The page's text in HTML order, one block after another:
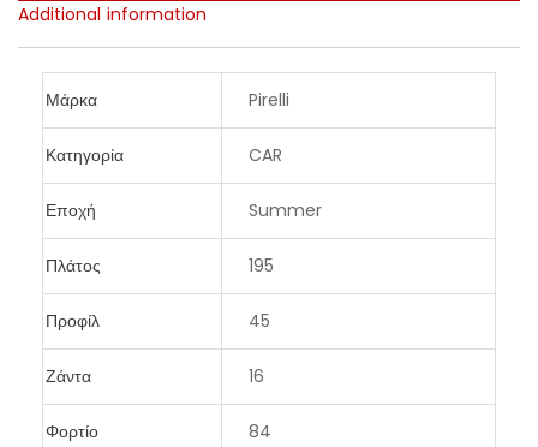
Additional information
Μάρκα Pirelli
Κατηγορία CAR
Εποχή Summer
Πλάτος 195
Προφίλ 45
Ζάντα 16
Φορτίο 84